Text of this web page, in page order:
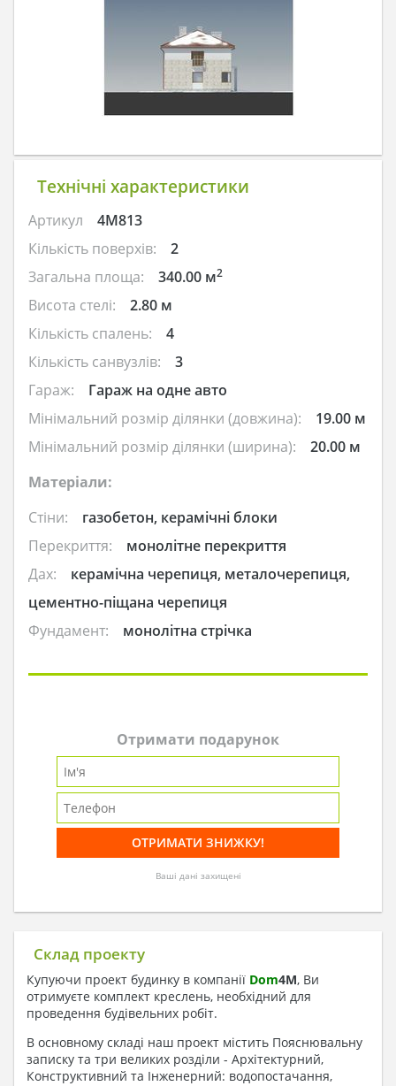
Технічні характеристики
Артикул
4M813
Кількість поверхів:
2
Загальна площа:
340.00 м2
Висота стелі:
2.80 м
Кількість спалень:
4
Кількість санвузлів:
3
Гараж:
Гараж на одне авто
Мінімальний розмір ділянки (довжина):
19.00 м
Мінімальний розмір ділянки (ширина):
20.00 м
Матеріали:
Стіни:
газобетон, керамічні блоки
Перекриття:
монолітне перекриття
Дах:
керамічна черепиця, металочерепиця,
цементно-піщана черепиця
Фундамент:
монолітна стрічка
Отримати подарунок
Ваші дані захищені
Склад проекту
Купуючи проект будинку в компанії Dom4M, Ви
отримуєте комплект креслень, необхідний для
проведення будівельних робіт.
В основному складі наш проект містить Пояснювальну
записку та три великих розділи - Архітектурний,
Конструктивний та Інженерний: водопостачання,